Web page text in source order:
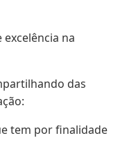
na
das
tem por finalidade